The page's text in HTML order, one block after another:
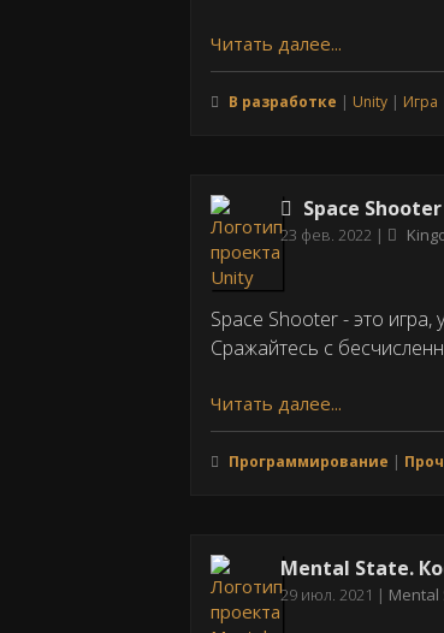
Читать далее...
В разработке Unity Игра
Space Shooter
Дата
23 фев. 2022
Space Shooter - это
Сражайтесь с
Читать далее...
Программирование
Mental State.
Дата
29 июл. 2021 Mental